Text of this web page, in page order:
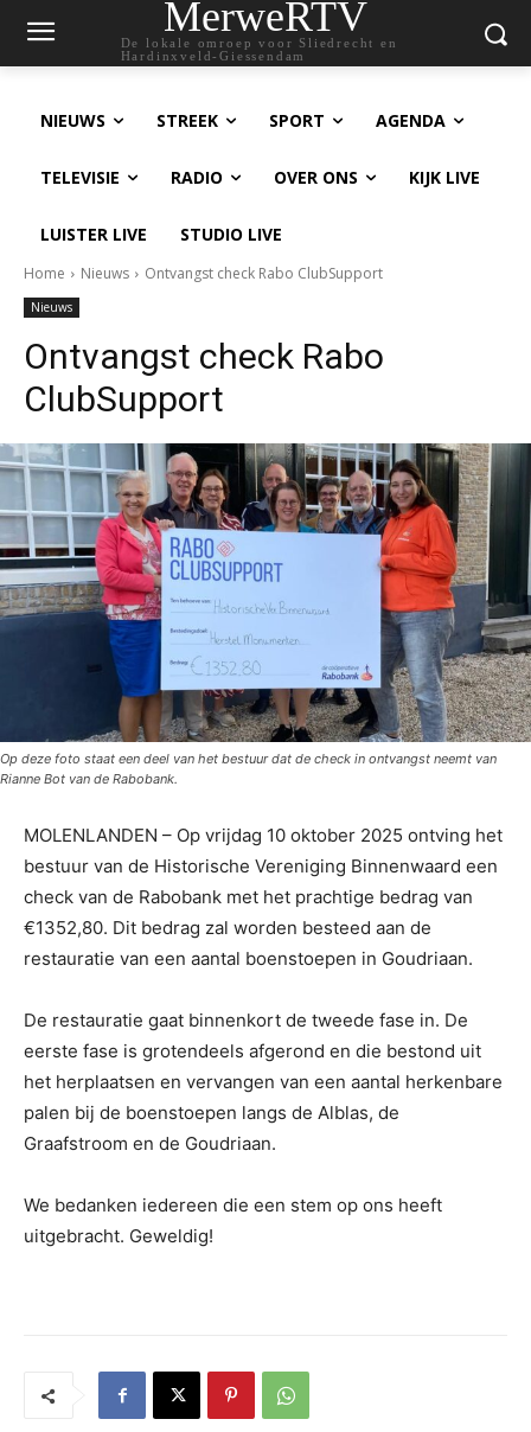
MerweRTV
De lokale omroep voor Sliedrecht en
Hardinxveld-Giessendam
NIEUWS STREEK SPORT AGENDA
TELEVISIE RADIO OVER ONS KIJK LIVE
LUISTER LIVE STUDIO LIVE
Home Nieuws Ontvangst check Rabo ClubSupport
Nieuws
Ontvangst check Rabo
ClubSupport
Op deze foto staat een deel van het bestuur dat de check in ontvangst neemt van
Rianne Bot van de Rabobank.
MOLENLANDEN – Op vrijdag 10 oktober 2025 ontving het
bestuur van de Historische Vereniging Binnenwaard een
check van de Rabobank met het prachtige bedrag van
€1352,80. Dit bedrag zal worden besteed aan de
restauratie van een aantal boenstoepen in Goudriaan.
De restauratie gaat binnenkort de tweede fase in. De
eerste fase is grotendeels afgerond en die bestond uit
het herplaatsen en vervangen van een aantal herkenbare
palen bij de boenstoepen langs de Alblas, de
Graafstroom en de Goudriaan.
We bedanken iedereen die een stem op ons heeft
uitgebracht. Geweldig!